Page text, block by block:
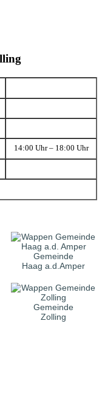
14:00 Uhr – 18:00 Uhr
Gemeinde
Haag a.d.Amper
Gemeinde
Zolling